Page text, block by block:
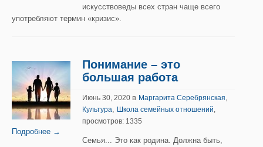
искусствоведы всех стран чаще всего
употребляют термин «кризис».
Подробнее →
Понимание – это
большая работа
Июнь 30, 2020 в Маргарита Серебрянская,
Культура, Школа семейных отношений,
просмотров: 1335
Семья... Это как родина. Должна быть,